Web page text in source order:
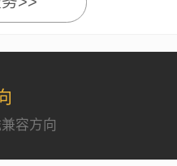
容方向